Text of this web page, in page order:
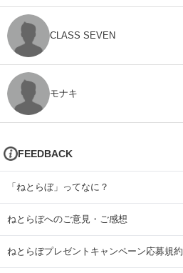
CLASS SEVEN
モナキ
FEEDBACK
「ねとらぼ」ってなに？
ねとらぼへのご意見・ご感想
ねとらぼプレゼントキャンペーン応募規約